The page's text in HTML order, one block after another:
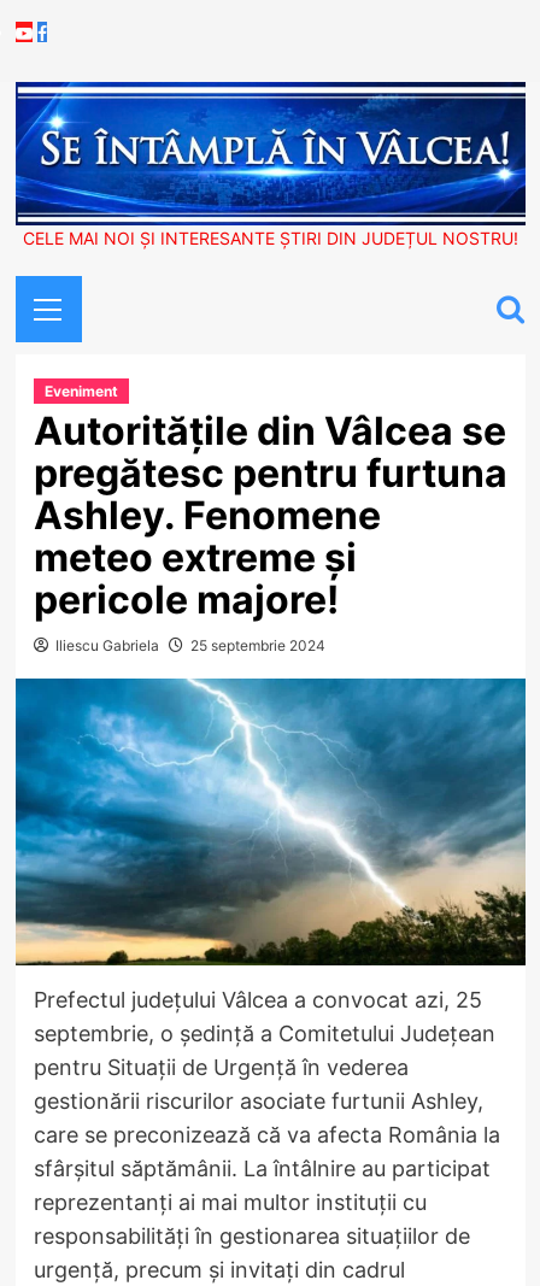
to
Youtube
Facebook
CELE MAI NOI ȘI INTERESANTE ȘTIRI DIN JUDEȚUL NOSTRU!
Menu
Eveniment
Autoritățile din Vâlcea se
pregătesc pentru furtuna
Ashley. Fenomene
meteo extreme și
pericole majore!
Iliescu Gabriela 25 septembrie 2024
Prefectul județului Vâlcea a convocat azi, 25
septembrie, o ședință a Comitetului Județean
pentru Situații de Urgență în vederea
gestionării riscurilor asociate furtunii Ashley,
care se preconizează că va afecta România la
sfârșitul săptămânii. La întâlnire au participat
reprezentanți ai mai multor instituții cu
responsabilități în gestionarea situațiilor de
urgență, precum și invitați din cadrul